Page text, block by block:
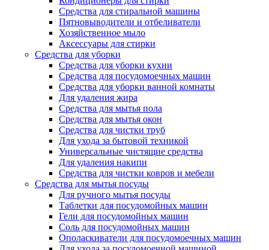
Средства для стиральной машины
Пятновыводители и отбеливатели
Хозяйственное мыло
Аксессуары для стирки
Средства для уборки
Средства для уборки кухни
Средства для посудомоечных машин
Средства для уборки ванной комнаты
Для удаления жира
Средства для мытья пола
Средства для мытья окон
Средства для чистки труб
Для ухода за бытовой техникой
Универсальные чистящие средства
Для удаления накипи
Средства для чистки ковров и мебели
Средства для мытья посуды
Для ручного мытья посуды
Таблетки для посудомойных машин
Гели для посудомойных машин
Соль для посудомойных машин
Ополаскиватели для посудомоечных машин